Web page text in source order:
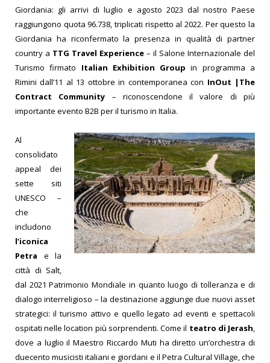
Giordania: gli arrivi di luglio e agosto 2023 dal nostro Paese
raggiungono quota 96.738, triplicati rispetto al 2022. Per questo la
Giordania ha riconfermato la presenza in qualità di partner
country a TTG Travel Experience – il Salone Internazionale del
Turismo firmato Italian Exhibition Group in programma a
Rimini dall’11 al 13 ottobre in contemporanea con InOut |The
Contract Community – riconoscendone il valore di più
importante evento B2B per il turismo in Italia.
Al
consolidato
appeal dei
sette siti
UNESCO –
che
includono
l’iconica
Petra e la
città di Salt,
dal 2021 Patrimonio Mondiale in quanto luogo di tolleranza e di
dialogo interreligioso – la destinazione aggiunge due nuovi asset
strategici: il turismo attivo e quello legato ad eventi e spettacoli
ospitati nelle location più sorprendenti. Come il teatro di Jerash,
dove a luglio il Maestro Riccardo Muti ha diretto un’orchestra di
duecento musicisti italiani e giordani e il Petra Cultural Village, che